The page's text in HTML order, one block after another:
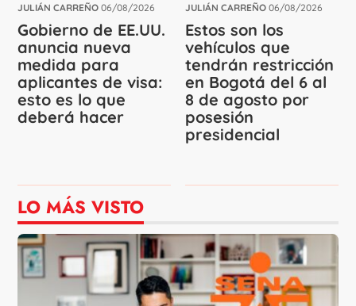
JULIÁN CARREÑO 06/08/2026
Gobierno de EE.UU.
anuncia nueva
medida para
aplicantes de visa:
esto es lo que
deberá hacer
JULIÁN CARREÑO 06/08/2026
Estos son los
vehículos que
tendrán restricción
en Bogotá del 6 al
8 de agosto por
posesión
presidencial
LO MÁS VISTO